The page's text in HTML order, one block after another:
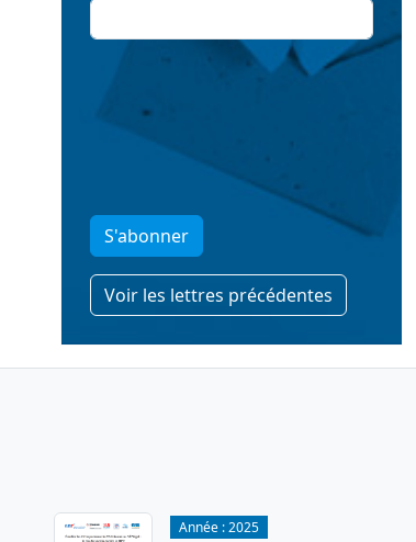
S'abonner
Voir les lettres précédentes
Année :2025